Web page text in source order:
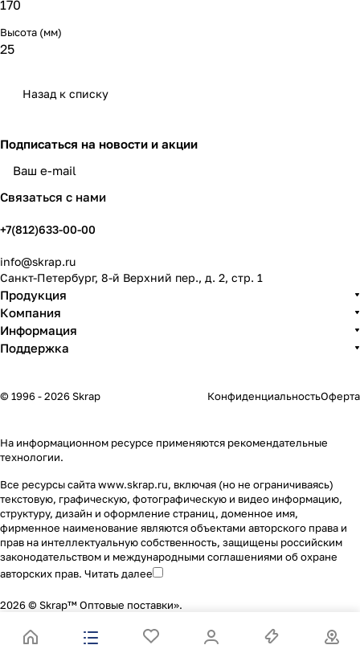
170
Высота (мм)
25
Назад к списку
Подписаться на новости и акции
Связаться с нами
+7(812)633-00-00
info@skrap.ru
Санкт-Петербург, 8-й Верхний пер., д. 2, стр. 1
Продукция
Компания
Информация
Поддержка
© 1996 - 2026 Skrap КонфиденциальностьОферта
На информационном ресурсе применяются рекомендательные
технологии.
Все ресурсы сайта www.skrap.ru, включая (но не ограничиваясь)
текстовую, графическую, фотографическую и видео информацию,
структуру, дизайн и оформление страниц, доменное имя,
фирменное наименование являются объектами авторского права и
прав на интеллектуальную собственность, защищены российским
законодательством и международными соглашениями об охране
авторских прав. Читать далее
2026 © Skrap™ Оптовые поставки».